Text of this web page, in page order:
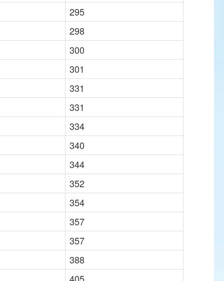
295
298
300
301
331
331
334
340
344
352
354
357
357
388